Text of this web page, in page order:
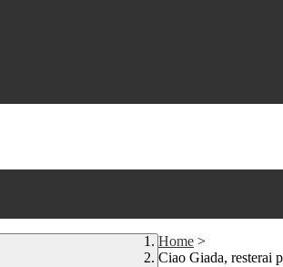
Home >
Ciao Giada, resterai